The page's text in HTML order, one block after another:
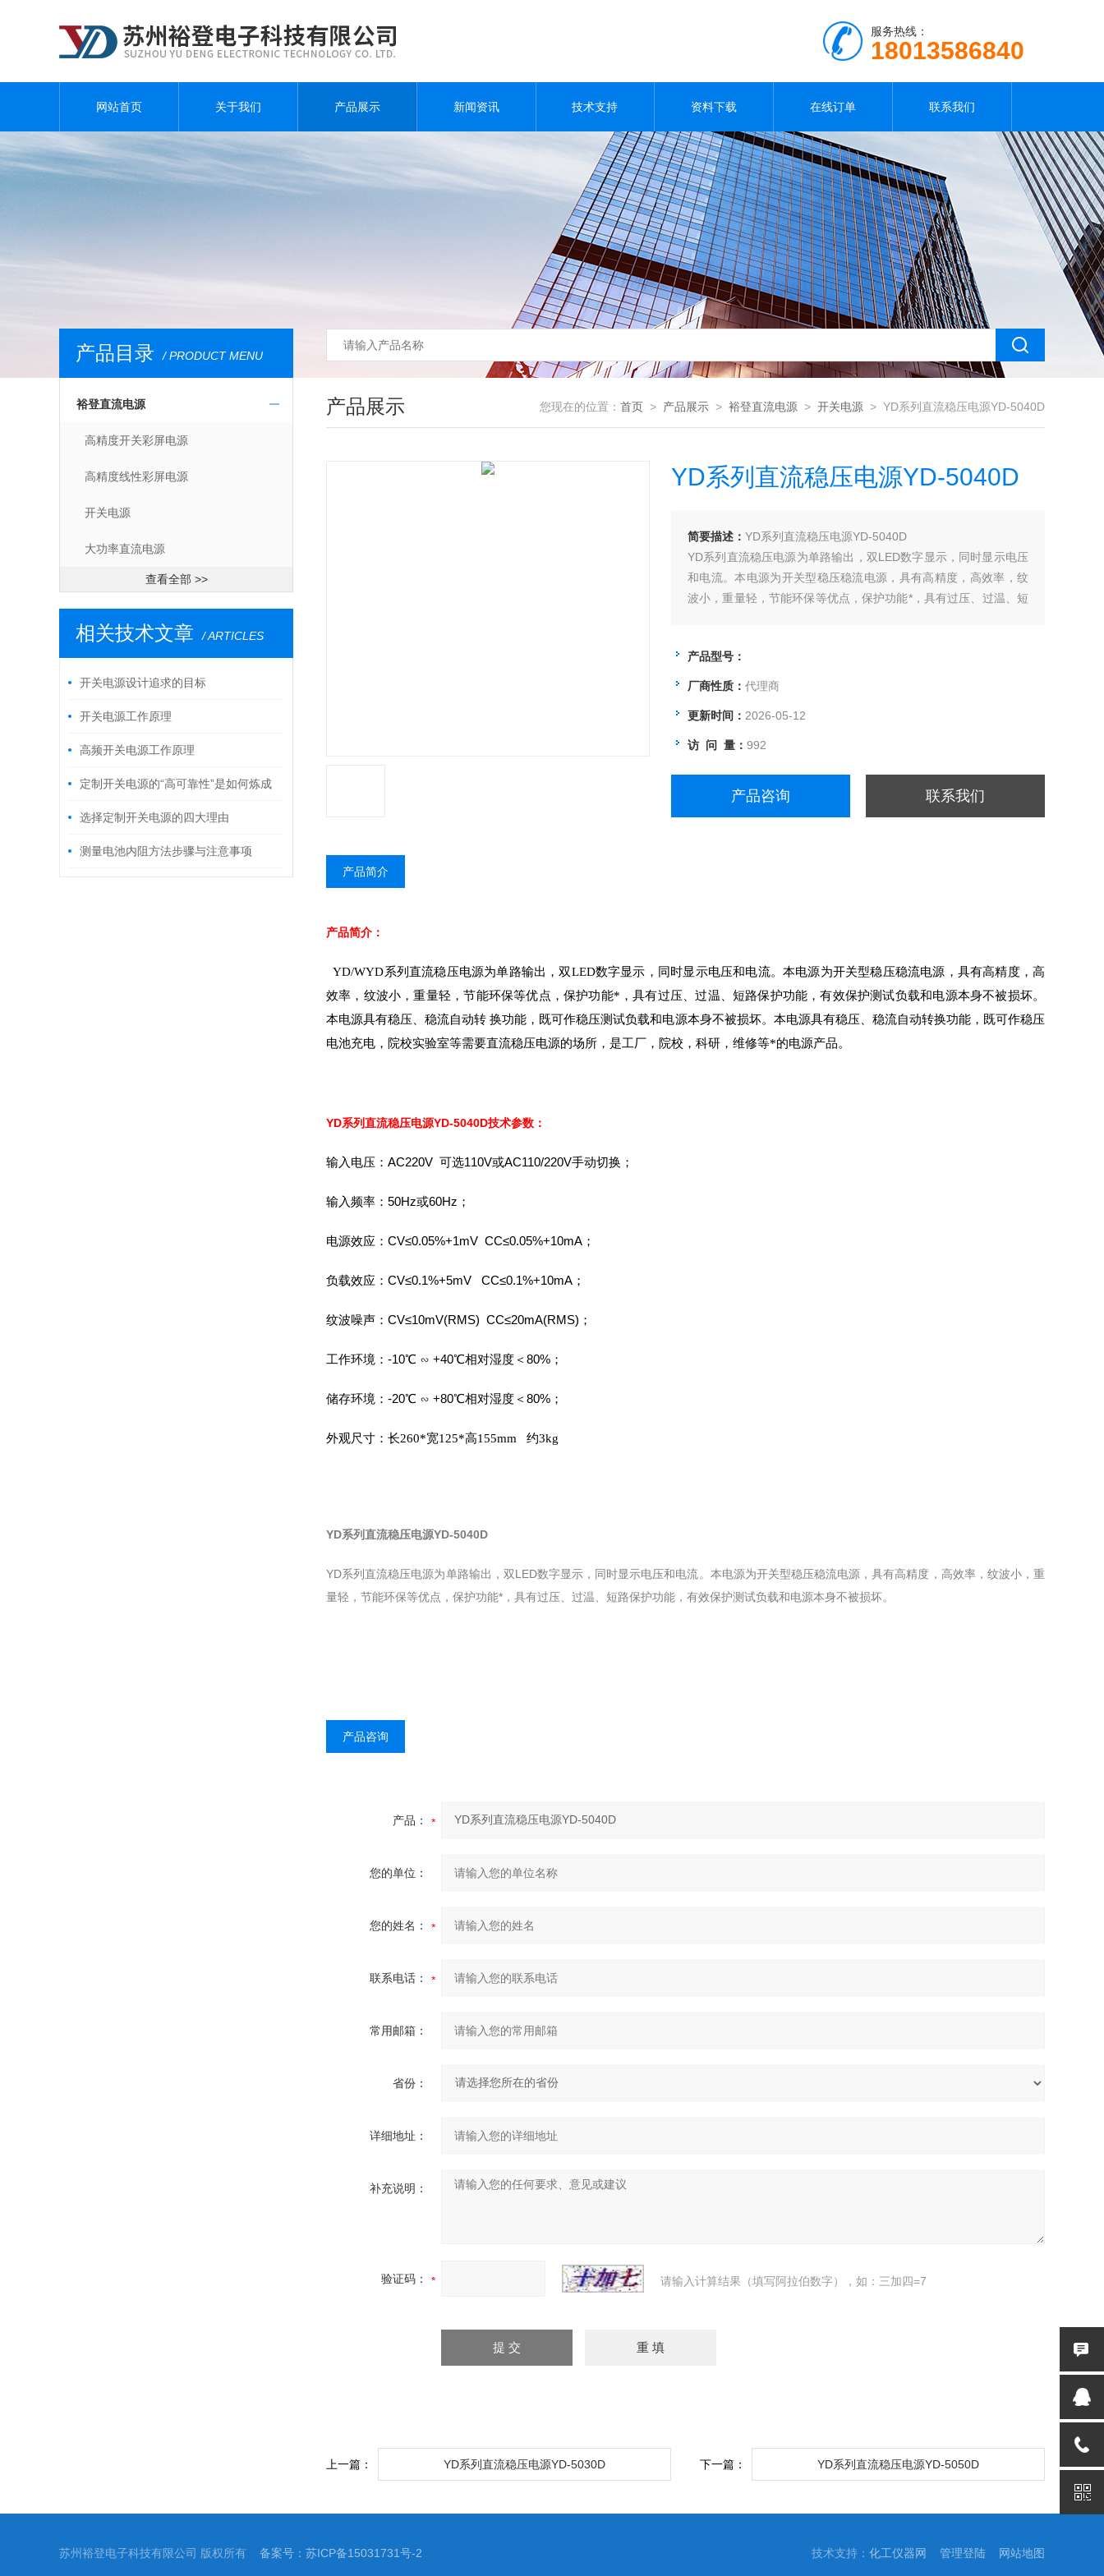
服务热线：
18013586840
网站首页 关于我们 产品展示 新闻资讯 技术支持 资料下载 在线订单 联系我们
产品目录 / PRODUCT MENU
裕登直流电源
高精度开关彩屏电源
高精度线性彩屏电源
开关电源
大功率直流电源
查看全部 >>
相关技术文章 / ARTICLES
开关电源设计追求的目标
开关电源工作原理
高频开关电源工作原理
定制开关电源的“高可靠性”是如何炼成
的？选择定制开关电源的四大理由
测量电池内阻方法步骤与注意事项
产品展示 您现在的位置： 首页 > 产品展示 > 裕登直流电源 > 开关电源 > YD系列直流稳压电源YD-5040D
YD系列直流稳压电源YD-5040D
简要描述： YD系列直流稳压电源YD-5040D
YD系列直流稳压电源为单路输出，双LED数字显示，同时显示电压
和电流。本电源为开关型稳压稳流电源，具有高精度，高效率，纹
波小，重量轻，节能环保等优点，保护功能*，具有过压、过温、短
产品型号：
厂商性质： 代理商
更新时间： 2026-05-12
访 问 量： 992
产品咨询 联系我们
产品简介
产品简介：
YD/WYD系列直流稳压电源为单路输出，双LED数字显示，同时显示电压和电流。本电源为开关型稳压稳流电源，具有高精度，高
效率，纹波小，重量轻，节能环保等优点，保护功能*，具有过压、过温、短路保护功能，有效保护测试负载和电源本身不被损坏。
本电源具有稳压、稳流自动转 换功能，既可作稳压测试负载和电源本身不被损坏。本电源具有稳压、稳流自动转换功能，既可作稳压
电池充电，院校实验室等需要直流稳压电源的场所，是工厂，院校，科研，维修等*的电源产品。
YD系列直流稳压电源YD-5040D技术参数：
输入电压：AC220V 可选110V或AC110/220V手动切换；
输入频率：50Hz或60Hz；
电源效应：CV≤0.05%+1mV CC≤0.05%+10mA；
负载效应：CV≤0.1%+5mV CC≤0.1%+10mA；
纹波噪声：CV≤10mV(RMS) CC≤20mA(RMS)；
工作环境：-10℃ ∽ +40℃相对湿度＜80%；
储存环境：-20℃ ∽ +80℃相对湿度＜80%；
外观尺寸：长260*宽125*高155mm 约3kg
YD系列直流稳压电源YD-5040D
YD系列直流稳压电源为单路输出，双LED数字显示，同时显示电压和电流。本电源为开关型稳压稳流电源，具有高精度，高效率，纹波小，重
量轻，节能环保等优点，保护功能*，具有过压、过温、短路保护功能，有效保护测试负载和电源本身不被损坏。
产品咨询
产品：
您的单位：
您的姓名：
联系电话：
常用邮箱：
省份：
详细地址：
补充说明：
验证码： 请输入计算结果（填写阿拉伯数字），如：三加四=7
上一篇： YD系列直流稳压电源YD-5030D 下一篇： YD系列直流稳压电源YD-5050D
苏州裕登电子科技有限公司 版权所有 备案号：苏ICP备15031731号-2 技术支持： 化工仪器网 管理登陆 网站地图